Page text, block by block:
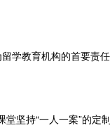
学教育机构的首要责
坚持“一人一案”的定